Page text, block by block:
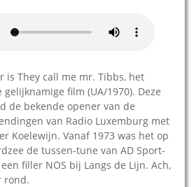
is They call me mr. Tibbs, het
film (UA/1970). Deze
de bekende opener van de
van Radio Luxemburg met
Koelewijn. Vanaf 1973 was het op
de tussen-tune van AD Sport-
filler NOS bij Langs de Lijn. Ach,
rond.